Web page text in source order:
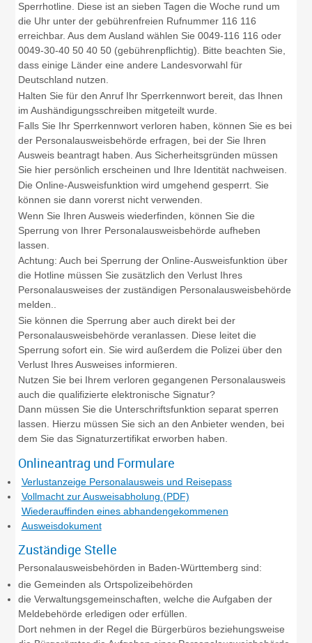
Sperrhotline. Diese ist an sieben Tagen die Woche rund um
die Uhr unter der gebührenfreien Rufnummer 116 116
erreichbar. Aus dem Ausland wählen Sie 0049-116 116 oder
0049-30-40 50 40 50 (gebührenpflichtig). Bitte beachten Sie,
dass einige Länder eine andere Landesvorwahl für
Deutschland nutzen.
Halten Sie für den Anruf Ihr Sperrkennwort bereit, das Ihnen
im Aushändigungsschreiben mitgeteilt wurde.
Falls Sie Ihr Sperrkennwort verloren haben, können Sie es bei
der Personalausweisbehörde erfragen, bei der Sie Ihren
Ausweis beantragt haben. Aus Sicherheitsgründen müssen
Sie hier persönlich erscheinen und Ihre Identität nachweisen.
Die Online-Ausweisfunktion wird umgehend gesperrt. Sie
können sie dann vorerst nicht verwenden.
Wenn Sie Ihren Ausweis wiederfinden, können Sie die
Sperrung von Ihrer Personalausweisbehörde aufheben
lassen.
Achtung: Auch bei Sperrung der Online-Ausweisfunktion über
die Hotline müssen Sie zusätzlich den Verlust Ihres
Personalausweises der zuständigen Personalausweisbehörde
melden..
Sie können die Sperrung aber auch direkt bei der
Personalausweisbehörde veranlassen. Diese leitet die
Sperrung sofort ein. Sie wird außerdem die Polizei über den
Verlust Ihres Ausweises informieren.
Nutzen Sie bei Ihrem verloren gegangenen Personalausweis
auch diequalifizierteelektronische Signatur?
Dann müssen Sie die Unterschriftsfunktion separat sperren
lassen. Hierzu müssen Sie sich an den Anbieter wenden, bei
dem Sie das Signaturzertifikat erworben haben.
Onlineantrag und Formulare
Verlustanzeige Personalausweis und Reisepass
Vollmacht zur Ausweisabholung (PDF)
Wiederauffinden eines abhandengekommenen
Ausweisdokument
Zuständige Stelle
Personalausweisbehörden in Baden-Württemberg sind:
die Gemeinden als Ortspolizeibehörden
die Verwaltungsgemeinschaften, welche die Aufgaben der
Meldebehörde erledigen oder erfüllen.
Dort nehmen in der Regel die Bürgerbüros beziehungsweise